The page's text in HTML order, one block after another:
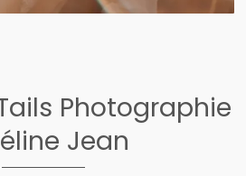
Photographie
Jean